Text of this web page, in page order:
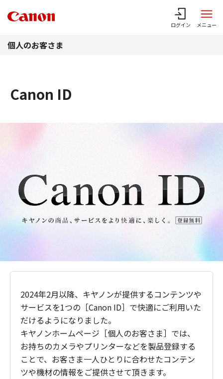
ログイン メニュー
個人のお客さま
Canon ID
2024年2月以降、キヤノンが提供するコンテンツや
サービスを1つの［Canon ID］で快適にご利用いた
だけるようになりました。
キヤノンホームページ［個人のお客さま］では、
お持ちのカメラやプリンターなどを製品登録する
ことで、お客さま一人ひとりに合わせたコンテン
ツや機材の情報をご提供させて頂きます。